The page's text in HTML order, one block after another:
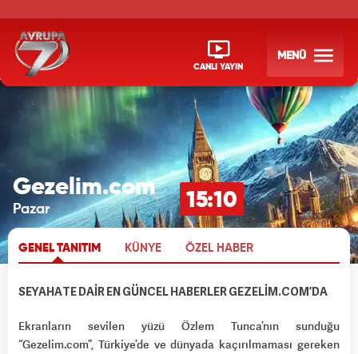
CANLI YAYIN
MENÜ
Gezelim.com
Pazar 15:10
GENEL TANITIM KÜNYE ÖZEL HABER
SEYAHATE DAİR EN GÜNCEL HABERLER GEZELİM.COM’DA
Ekranların sevilen yüzü Özlem Tunca’nın sunduğu
“Gezelim.com”, Türkiye’de ve dünyada kaçırılmaması gereken